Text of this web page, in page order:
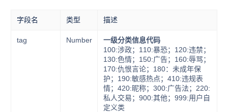
字段名 类型 描述
tag Number
一级分类信息代码
100:涉政；110:暴恐；120:违禁；
130:色情；150:广告；160:辱骂；
170:仇恨言论；180：未成年保
护；190:敏感热点；410:违规表
情；420:昵称；300:广告法；220:
私人交易；900:其他；999:用户自
定义类